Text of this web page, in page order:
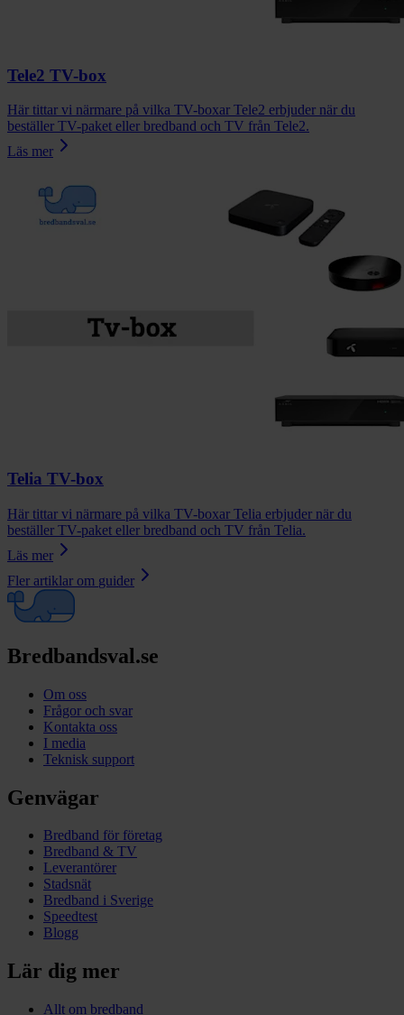
Tele2 TV-box
Här tittar vi närmare på vilka TV-boxar Tele2 erbjuder när du
beställer TV-paket eller bredband och TV från Tele2.
Läs mer
Telia TV-box
Här tittar vi närmare på vilka TV-boxar Telia erbjuder när du
beställer TV-paket eller bredband och TV från Telia.
Läs mer
Fler artiklar om guider
Bredbandsval.se
Om oss
Frågor och svar
Kontakta oss
I media
Teknisk support
Genvägar
Bredband för företag
Bredband & TV
Leverantörer
Stadsnät
Bredband i Sverige
Speedtest
Blogg
Lär dig mer
Allt om bredband